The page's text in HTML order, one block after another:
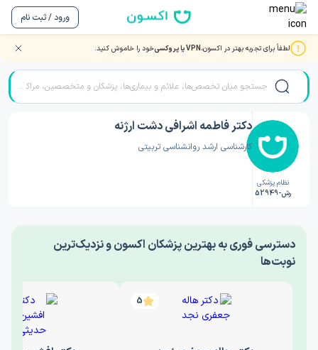
ورود / ثبت نام
لطفاً برای تجربه بهتر در اکسون،VPN یا پروکسی خود را خاموش کنید. صفحه اصلی/دکتر روانشناسی/دکتر فاطمه اشرافی دشت ارژنه
نظام پزشکی
رش-52949
دکتر فاطمه اشرافی دشت ارژنه
کارشناسی ارشد روانشناسی تربیتی
‎دسترسی فوری به بهترین پزشکان اکسون و نزدیک‌ترین
نوبت‌ها
5